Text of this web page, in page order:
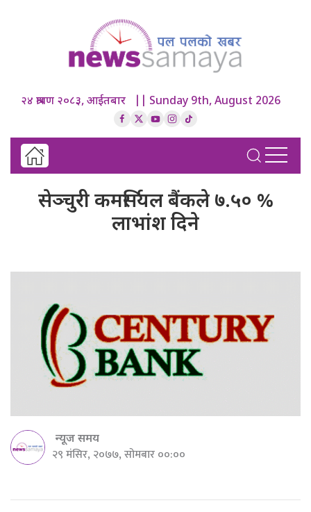
२४ श्रावण २०८३, आईतबार || Sunday 9th, August 2026
सेञ्चुरी कमर्सियल बैंकले ७.५० %
लाभांश दिने
न्यूज समय
२९ मंसिर, २०७७, सोमबार ००:००